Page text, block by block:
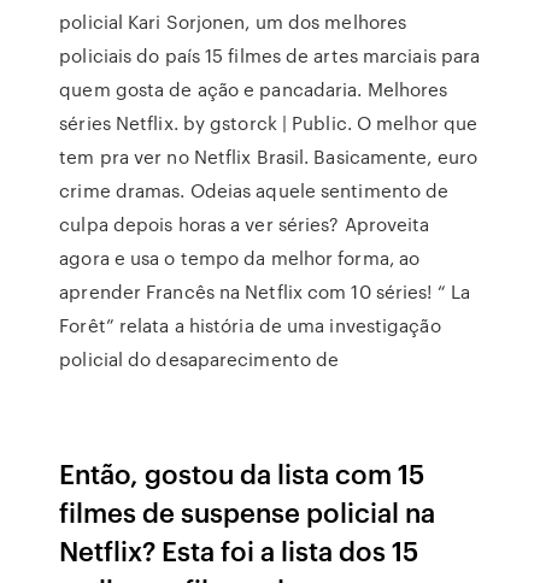
policial Kari Sorjonen, um dos melhores
policiais do país 15 filmes de artes marciais para
quem gosta de ação e pancadaria. Melhores
séries Netflix. by gstorck | Public. O melhor que
tem pra ver no Netflix Brasil. Basicamente, euro
crime dramas. Odeias aquele sentimento de
culpa depois horas a ver séries? Aproveita
agora e usa o tempo da melhor forma, ao
aprender Francês na Netflix com 10 séries! “ La
Forêt” relata a história de uma investigação
policial do desaparecimento de
Então, gostou da lista com 15
filmes de suspense policial na
Netflix? Esta foi a lista dos 15